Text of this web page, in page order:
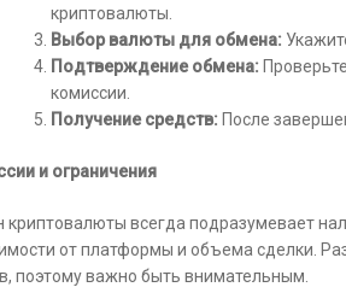
криптовалюты.
Выбор валюты для обмена:
Подтверждение обмена:
комиссии.
Получение средств: После
и ограничения
всегда подразумевает
от платформы и объема сделки.
поэтому важно быть внимательным.